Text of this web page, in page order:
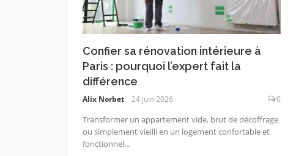
Confier sa rénovation intérieure à
Paris : pourquoi l’expert fait la
différence
Alix Norbet 24 juin 2026 0
Transformer un appartement vide, brut de décoffrage
ou simplement vieilli en un logement confortable et
fonctionnel...